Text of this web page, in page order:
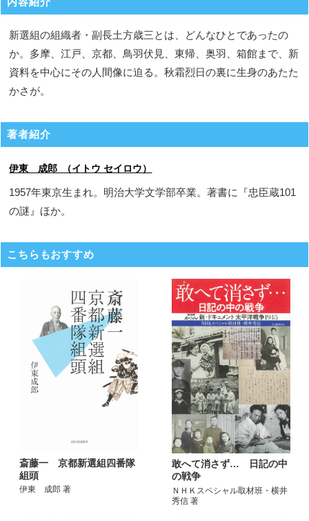
新選組の組織者・副長土方歳三とは、どんなひとであったの
か。多摩、江戸、京都、鳥羽伏見、東帰、奥羽、箱館まで、新
資料を中心にその人間像に迫る。秋霜烈日の裏に生身のあたた
かさが。
著者紹介
伊東 成郎 （イトウ セイロウ）
1957年東京生まれ。明治大学文学部卒業。著書に『忠臣蔵101
の謎』ほか。
こちらもおすすめ
斎藤一 京都新選組四番隊
組頭
伊東 成郎 著
敢へて消さず… 日記の中
の戦争
ＮＨＫスペシャル取材班・横井
秀信 著